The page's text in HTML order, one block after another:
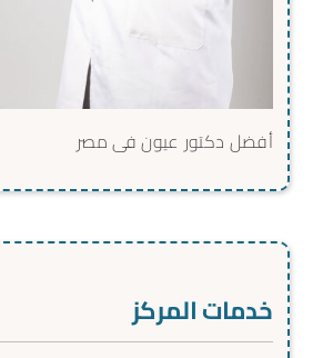
أفضل دكتور عيون فى مصر
خدمات المركز